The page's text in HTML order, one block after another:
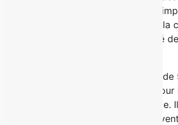
événements se feront grâce à
personnes bénévoles issues de la
impliquées dans la communauté
Les billets sont vendus au coût
enfants de 0 à 5 ans, de 10 $
et de 15 $ en admission générale.
d’en faire l’achat aux points de